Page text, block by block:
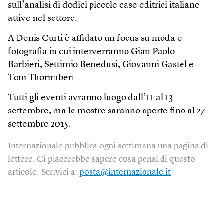
sull’analisi di dodici piccole case editrici italiane
attive nel settore.
A Denis Curti è affidato un focus su moda e
fotografia in cui interverranno Gian Paolo
Barbieri, Settimio Benedusi, Giovanni Gastel e
Toni Thorimbert.
Tutti gli eventi avranno luogo dall’11 al 13
settembre, ma le mostre saranno aperte fino al 27
settembre 2015.
Internazionale pubblica ogni settimana una pagina di
lettere. Ci piacerebbe sapere cosa pensi di questo
articolo. Scrivici a: posta@internazionale.it